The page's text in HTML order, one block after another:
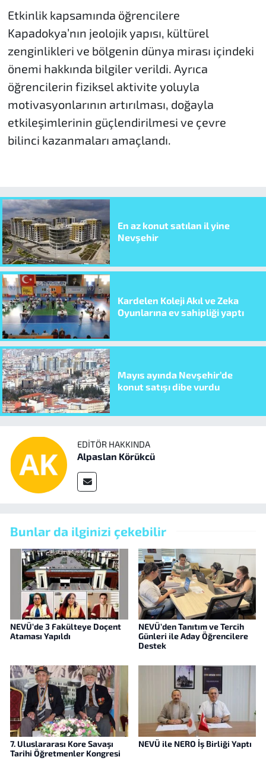
Etkinlik kapsamında öğrencilere
Kapadokya’nın jeolojik yapısı, kültürel
zenginlikleri ve bölgenin dünya mirası içindeki
önemi hakkında bilgiler verildi. Ayrıca
öğrencilerin fiziksel aktivite yoluyla
motivasyonlarının artırılması, doğayla
etkileşimlerinin güçlendirilmesi ve çevre
bilinci kazanmaları amaçlandı.
En az konut satılan il yine
Nevşehir
Kardelen Koleji Akıl ve Zeka
Oyunlarına ev sahipliği yaptı
Mayıs ayında Nevşehir’de
konut satışı dibe vurdu
EDITÖR HAKKINDA
Alpaslan Körükcü
Bunlar da ilginizi çekebilir
NEVÜ’de 3 Fakülteye Doçent
Ataması Yapıldı
NEVÜ’den Tanıtım ve Tercih
Günleri ile Aday Öğrencilere
Destek
7. Uluslararası Kore Savaşı
Tarihi Öğretmenler Kongresi
NEVÜ ile NERO İş Birliği Yaptı